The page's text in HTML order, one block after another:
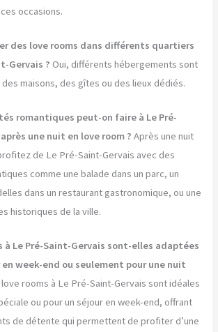
occasions.
des love rooms dans différents quartiers
Gervais ? Oui, différents hébergements sont
maisons, des gîtes ou des lieux dédiés.
romantiques peut-on faire à Le Pré-
une nuit en love room ? Après une nuit
de Le Pré-Saint-Gervais avec des
comme une balade dans un parc, un
dans un restaurant gastronomique, ou une
historiques de la ville.
à Le Pré-Saint-Gervais sont-elles adaptées
en week-end ou seulement pour une nuit
rooms à Le Pré-Saint-Gervais sont idéales
ou pour un séjour en week-end, offrant
de détente qui permettent de profiter d’une